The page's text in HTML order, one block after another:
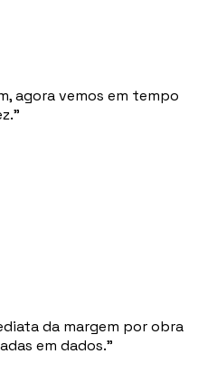
agora vemos em tempo
da margem por obra
em dados.”